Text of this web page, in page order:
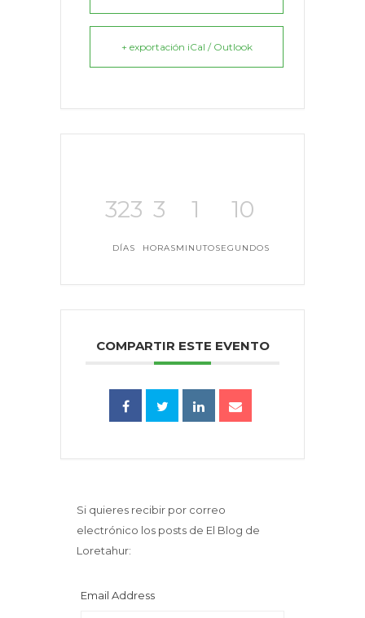
+ exportación iCal / Outlook
323
DÍAS
3
HORAS
1
MINUTO
10
SEGUNDOS
COMPARTIR ESTE EVENTO
Si quieres recibir por correo
electrónico los posts de El Blog de
Loretahur:
Email Address